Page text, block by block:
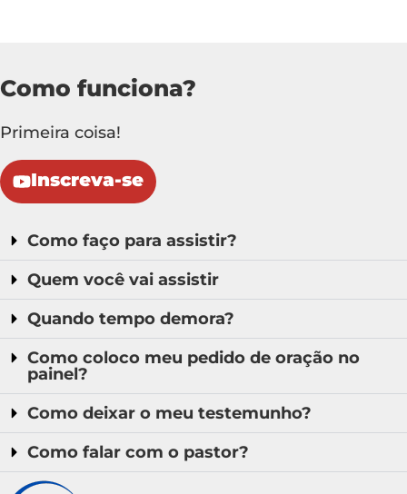
Como funciona?
Primeira coisa!
Inscreva-se
Como faço para assistir?
Quem você vai assistir
Quando tempo demora?
Como coloco meu pedido de oração no
painel?
Como deixar o meu testemunho?
Como falar com o pastor?